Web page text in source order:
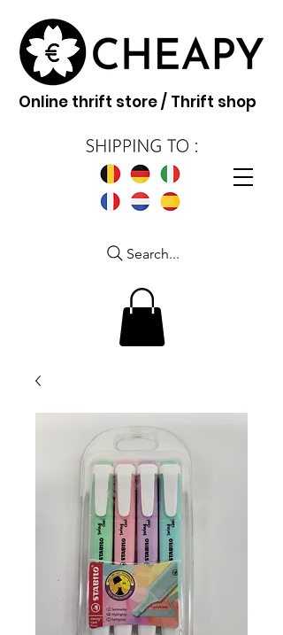
Online thrift store / Thrift shop
Search...